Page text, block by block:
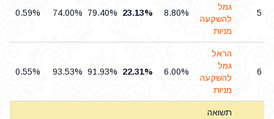
5
גמל
להשקעה
מניות
8.80%
23.13%
79.40%
74.00%
0.59%
6
הראל
גמל
להשקעה
מניות
6.00%
22.31%
91.93%
93.53%
0.55%
תשואה